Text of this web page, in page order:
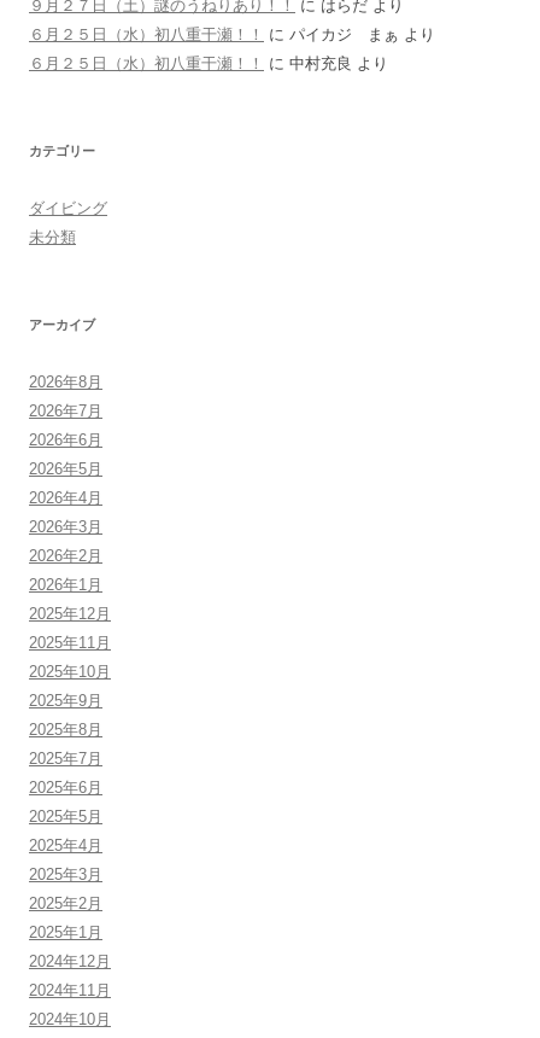
９月２７日（土）謎のうねりあり！！ に はらだ より
６月２５日（水）初八重干瀬！！
に パイカジ まぁ より
６月２５日（水）初八重干瀬！！
に 中村充良 より
カテゴリー
ダイビング
未分類
アーカイブ
2026年8月
2026年7月
2026年6月
2026年5月
2026年4月
2026年3月
2026年2月
2026年1月
2025年12月
2025年11月
2025年10月
2025年9月
2025年8月
2025年7月
2025年6月
2025年5月
2025年4月
2025年3月
2025年2月
2025年1月
2024年12月
2024年11月
2024年10月